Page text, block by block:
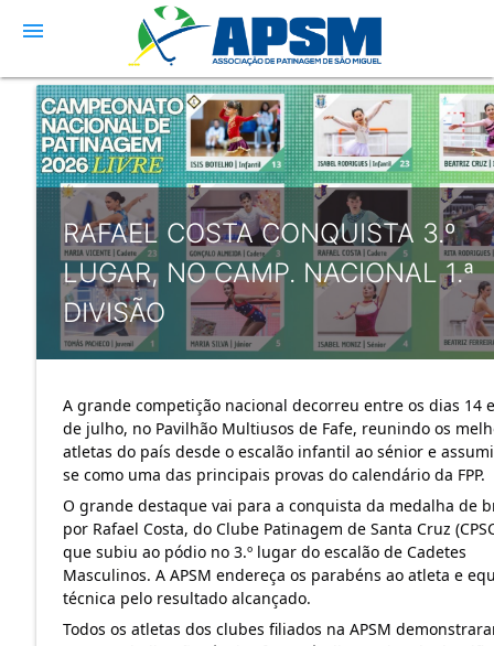
menu
RAFAEL COSTA CONQUISTA 3.º
LUGAR, NO CAMP. NACIONAL 1.ª
DIVISÃO
A grande competição nacional decorreu entre os dias 14
de julho, no Pavilhão Multiusos de Fafe, reunindo os
atletas do país desde o escalão infantil ao sénior e
se como uma das principais provas do calendário da FPP.
O grande destaque vai para a conquista da medalha de
por Rafael Costa, do Clube Patinagem de Santa Cruz
que subiu ao pódio no 3.º lugar do escalão de Cadetes
Masculinos. A APSM endereça os parabéns ao atleta e
técnica pelo resultado alcançado.
Todos os atletas dos clubes filiados na APSM